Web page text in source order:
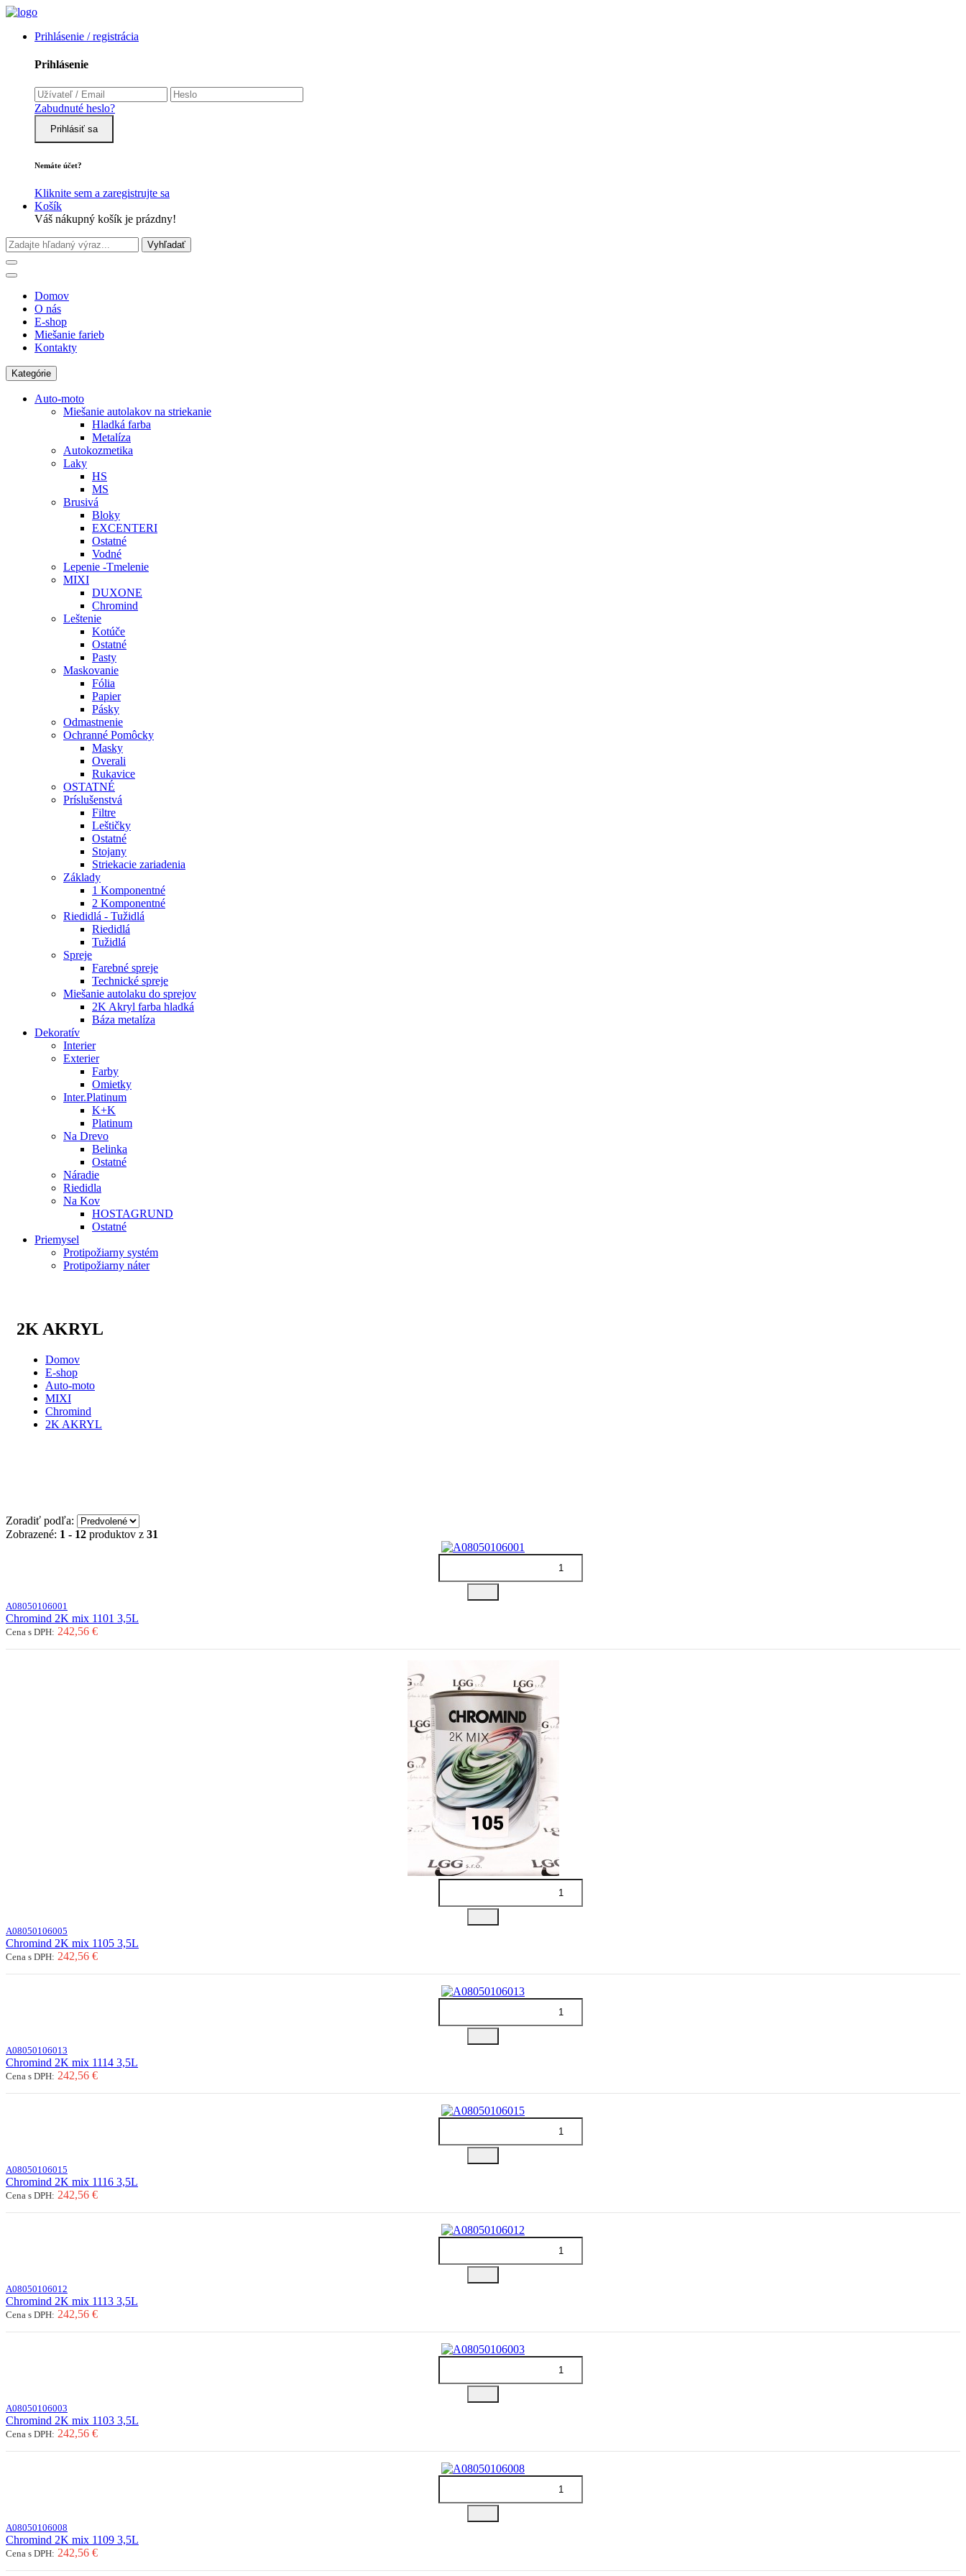
Prihlásenie / registrácia
Prihlásenie
Zabudnuté heslo?
Prihlásiť sa
Nemáte účet?
Kliknite sem a zaregistrujte sa
Košík
Váš nákupný košík je prázdny!
Vyhľadať
Domov
O nás
E-shop
Miešanie farieb
Kontakty
Kategórie
Auto-moto
Miešanie autolakov na striekanie
Hladká farba
Metalíza
Autokozmetika
Laky
HS
MS
Brusivá
Bloky
EXCENTERI
Ostatné
Vodné
Lepenie -Tmelenie
MIXI
DUXONE
Chromind
Leštenie
Kotúče
Ostatné
Pasty
Maskovanie
Fólia
Papier
Pásky
Odmastnenie
Ochranné Pomôcky
Masky
Overali
Rukavice
OSTATNÉ
Príslušenstvá
Filtre
Leštičky
Ostatné
Stojany
Striekacie zariadenia
Základy
1 Komponentné
2 Komponentné
Riedidlá - Tužidlá
Riedidlá
Tužidlá
Spreje
Farebné spreje
Technické spreje
Miešanie autolaku do sprejov
2K Akryl farba hladká
Báza metalíza
Dekoratív
Interier
Exterier
Farby
Omietky
Inter.Platinum
K+K
Platinum
Na Drevo
Belinka
Ostatné
Náradie
Riedidla
Na Kov
HOSTAGRUND
Ostatné
Priemysel
Protipožiarny systém
Protipožiarny náter
2K AKRYL
Domov
E-shop
Auto-moto
MIXI
Chromind
2K AKRYL
Zoradiť podľa:
Zobrazené: 1 - 12 produktov z 31
A08050106001
Chromind 2K mix 1101 3,5L
Cena s DPH: 242,56 €
A08050106005
Chromind 2K mix 1105 3,5L
Cena s DPH: 242,56 €
A08050106013
Chromind 2K mix 1114 3,5L
Cena s DPH: 242,56 €
A08050106015
Chromind 2K mix 1116 3,5L
Cena s DPH: 242,56 €
A08050106012
Chromind 2K mix 1113 3,5L
Cena s DPH: 242,56 €
A08050106003
Chromind 2K mix 1103 3,5L
Cena s DPH: 242,56 €
A08050106008
Chromind 2K mix 1109 3,5L
Cena s DPH: 242,56 €